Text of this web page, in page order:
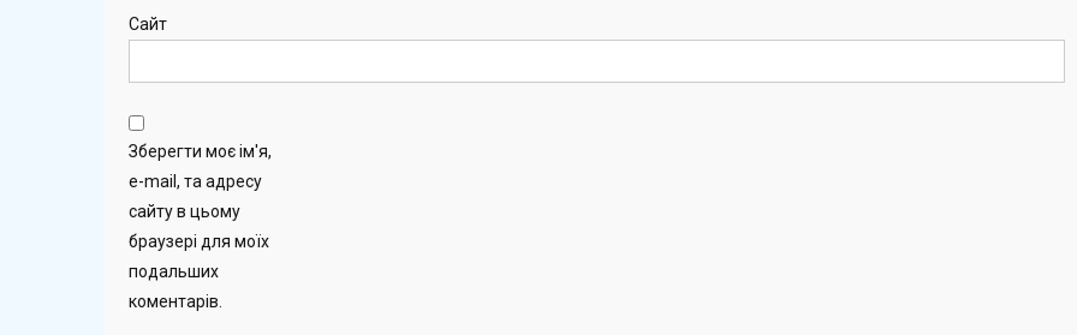
Сайт
Зберегти моє ім'я,
e-mail, та адресу
сайту в цьому
браузері для моїх
подальших
коментарів.